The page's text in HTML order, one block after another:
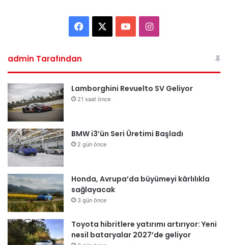
Facebook YouTubeInstagram
admin Tarafından
Lamborghini Revuelto SV Geliyor
21 saat önce
BMW i3’ün Seri Üretimi Başladı
2 gün önce
Honda, Avrupa’da büyümeyi kârlılıkla
sağlayacak
3 gün önce
Toyota hibritlere yatırımı artırıyor: Yeni
nesil bataryalar 2027’de geliyor